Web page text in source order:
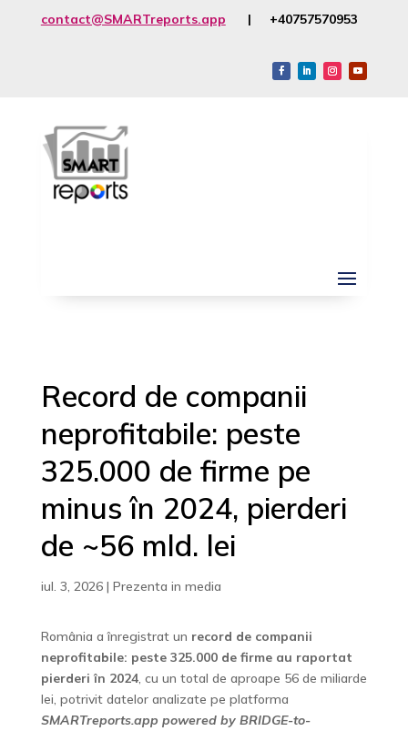
contact@SMARTreports.app | +40757570953
Record de companii
neprofitabile: peste
325.000 de firme pe
minus în 2024, pierderi
de ~56 mld. lei
iul. 3, 2026| Prezenta in media
România a înregistrat un record de companii
neprofitabile: peste 325.000 de firme au raportat
pierderi în 2024, cu un total de aproape 56 de miliarde
lei, potrivit datelor analizate pe platforma
SMARTreports.app powered by BRIDGE-to-